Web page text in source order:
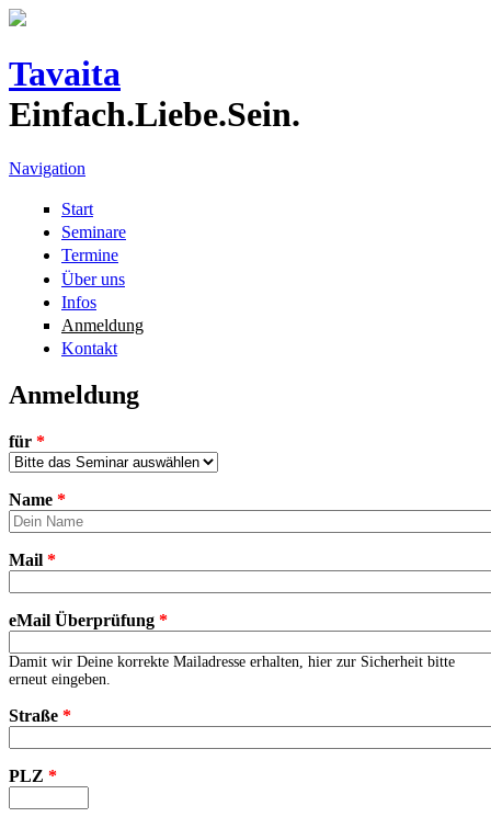
Direkt zum Inhalt
Tavaita
Einfach.Liebe.Sein.
Navigation
Start
Seminare
Termine
Über uns
Infos
Anmeldung
Kontakt
Anmeldung
für *
Name *
Mail *
eMail Überprüfung *
Damit wir Deine korrekte Mailadresse erhalten, hier zur Sicherheit bitte
erneut eingeben.
Straße *
PLZ *